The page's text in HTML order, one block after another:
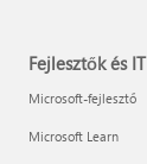
Fejlesztők és IT
Microsoft-fejlesztő
Microsoft Learn